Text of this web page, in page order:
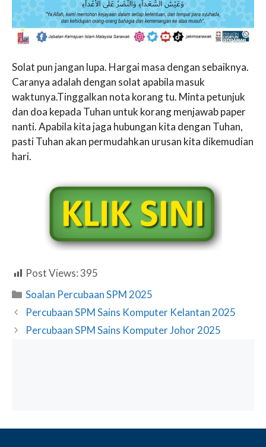
Solat pun jangan lupa. Hargai masa dengan sebaiknya.
Caranya adalah dengan solat apabila masuk
waktunya.Tinggalkan nota korang tu. Minta petunjuk
dan doa kepada Tuhan untuk korang menjawab paper
nanti. Apabila kita jaga hubungan kita dengan Tuhan,
pasti Tuhan akan permudahkan urusan kita dikemudian
hari.
Post Views:395
Categories
Soalan Percubaan SPM 2025
Percubaan SPM Sains Komputer Kelantan 2025
Percubaan SPM Sains Komputer Johor 2025